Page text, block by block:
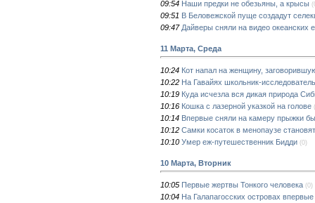
09:54 Наши предки не обезьяны, а крысы
09:51 В Беловежской пуще создадут
09:47 Дайверы сняли на видео океанских
11 Марта, Среда
10:24 Кот напал на женщину,
10:22 На Гавайях школьник-
10:19 Куда исчезла вся дикая природа
10:16 Кошка с лазерной указкой на голове
10:14 Впервые сняли на камеру прыжки
10:12 Самки косаток в менопаузе
10:10 Умер еж-путешественник Бидди (0)
10 Марта, Вторник
10:05 Первые жертвы Тонкого человека (0)
10:04 На Галапагосских островах